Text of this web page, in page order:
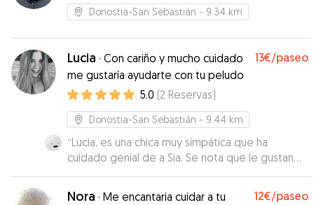
Donostia-San Sebastián - 9.34 km
Lucia · Con cariño y mucho cuidado
me gustaría ayudarte con tu peludo
13€/paseo
5.0 (2 Reservas)
Donostia-San Sebastián - 9.44 km
“Lucia, es una chica muy simpática que ha
cuidado genial de a Sia. Se nota que le gustan
los perros. La mía, lo ha pasado genial. Gracias”
Nora · Me encantaria cuidar a tu
12€/paseo